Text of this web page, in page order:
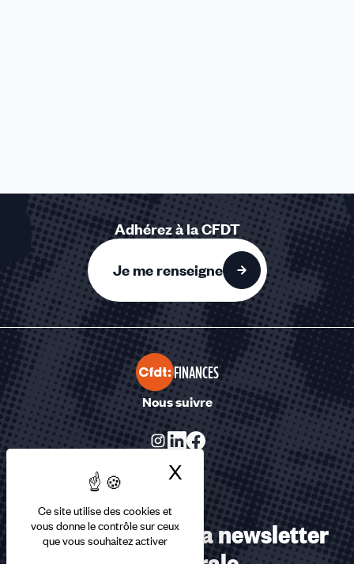
Ce site utilise des cookies et
vous donne le contrôle sur ceux
que vous souhaitez activer
X Masquer le
Adhérez à la CFDT
Je me renseigne
FINANCES
Nous suivre
Abonnez-vous à la newsletter